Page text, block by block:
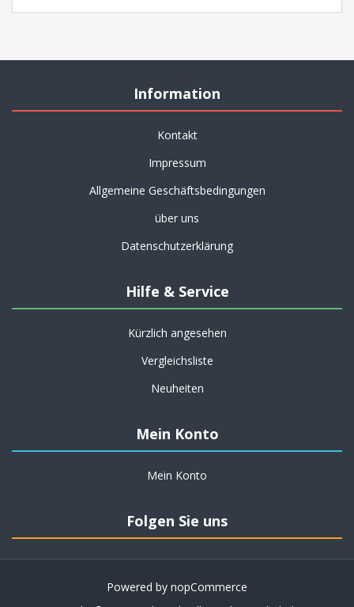
Information
Kontakt
Impressum
Allgemeine Geschäftsbedingungen
über uns
Datenschutzerklärung
Hilfe & Service
Kürzlich angesehen
Vergleichsliste
Neuheiten
Mein Konto
Mein Konto
Folgen Sie uns
Powered by nopCommerce